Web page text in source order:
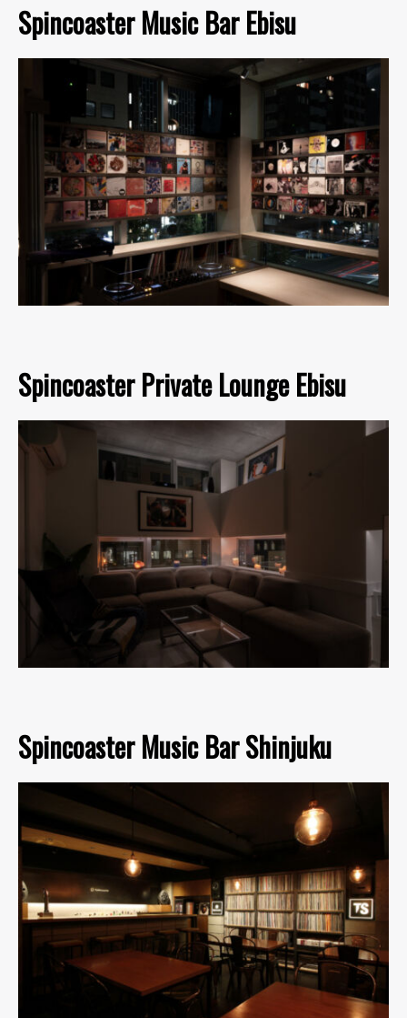
Spincoaster Music Bar Ebisu
Spincoaster Private Lounge Ebisu
Spincoaster Music Bar Shinjuku